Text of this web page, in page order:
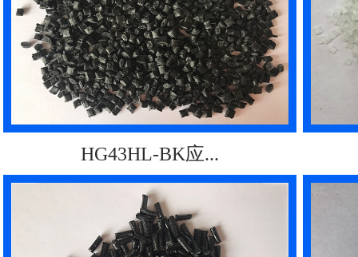
HG43HL-BK应...